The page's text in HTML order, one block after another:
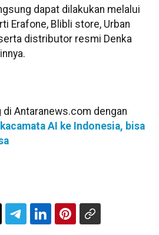
dapat dilakukan melalui
Erafone, Blibli store, Urban
distributor resmi Denka
di Antaranews.com dengan
AI ke Indonesia, bisa